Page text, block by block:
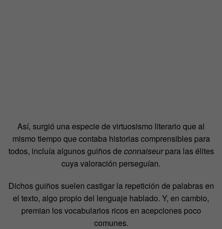
Así, surgió una especie de virtuosismo literario que al
mismo tiempo que contaba historias comprensibles para
todos, incluía algunos guiños de connaiseurpara las élites
cuya valoración perseguían.
Dichos guiños suelen castigar la repetición de palabras en
el texto, algo propio del lenguaje hablado. Y, en cambio,
premian los vocabularios ricos en acepciones poco
comunes.